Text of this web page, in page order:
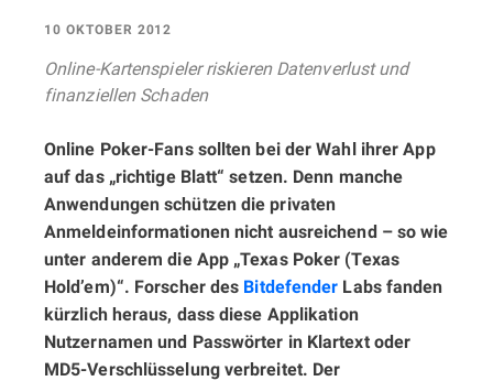
10 OKTOBER 2012
Online-Kartenspieler riskieren Datenverlust und
finanziellen Schaden
Online Poker-Fans sollten bei der Wahl ihrer App
auf das „richtige Blatt“ setzen. Denn manche
Anwendungen schützen die privaten
Anmeldeinformationen nicht ausreichend – so wie
unter anderem die App „Texas Poker (Texas
Hold’em)“. Forscher des Bitdefender Labs fanden
kürzlich heraus, dass diese Applikation
Nutzernamen und Passwörter in Klartext oder
MD5-Verschlüsselung verbreitet. Der